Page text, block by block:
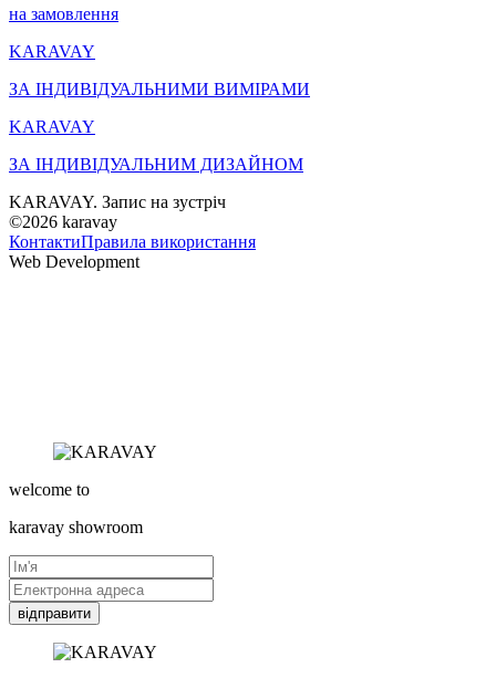
на замовлення
KARAVAY
ЗА ІНДИВІДУАЛЬНИМИ ВИМІРАМИ
KARAVAY
ЗА ІНДИВІДУАЛЬНИМ ДИЗАЙНОМ
KARAVAY. Запис на зустріч
©2026 karavay
КонтактиПравила використання
Web Development
welcome to
karavay showroom
відправити